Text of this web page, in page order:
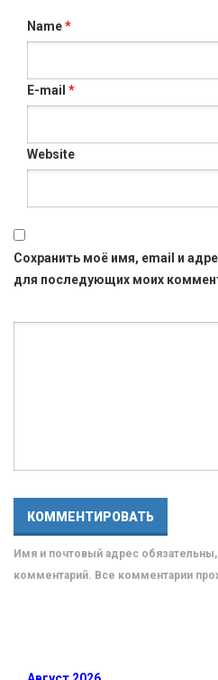
Name*
E-mail *
Website
Сохранить моё имя, email и
для последующих моих
Имя и почтовый адрес обязательны,
комментарий. Все комментарии